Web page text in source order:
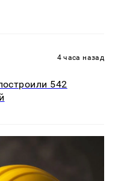
4 часа назад
542